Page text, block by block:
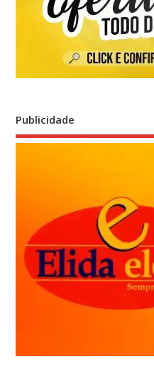
Publicidade